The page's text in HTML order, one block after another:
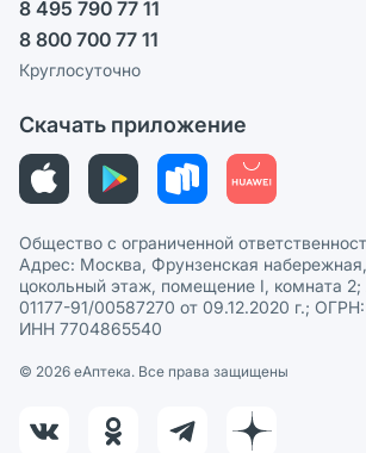
СМИ о нас
Пользовательское соглашение
Политика рекомендаций
Политика в отношении обработки
8 495 790 77 11
8 800 700 77 11
Круглосуточно
Скачать приложение
Общество с ограниченной
Адрес: Москва, Фрунзенская
цокольный этаж, помещение I, комната
01177-91/00587270 от 09.12.2020 г.; ОГРН:
ИНН 7704865540
© 2026 eАптека. Все права защищены